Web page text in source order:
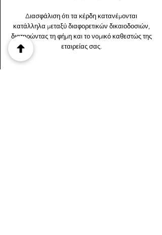
Διασφάλιση ότι τα κέρδη κατανέμονται
κατάλληλα μεταξύ διαφορετικών δικαιοδοσιών,
διατηρώντας τη φήμη και το νομικό καθεστώς της
εταιρείας σας.